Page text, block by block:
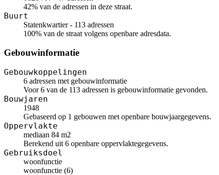
42% van de adressen in deze straat.
Buurt
Statenkwartier - 113 adressen
100% van de straat volgens openbare adresdata.
Gebouwinformatie
Gebouwkoppelingen
6 adressen met gebouwinformatie
Voor 6 van de 113 adressen is gebouwinformatie gevonden.
Bouwjaren
1948
Gebaseerd op 1 gebouwen met openbare bouwjaargegevens.
Oppervlakte
mediaan 84 m2
Berekend uit 6 openbare oppervlaktegegevens.
Gebruiksdoel
woonfunctie
woonfunctie (6)